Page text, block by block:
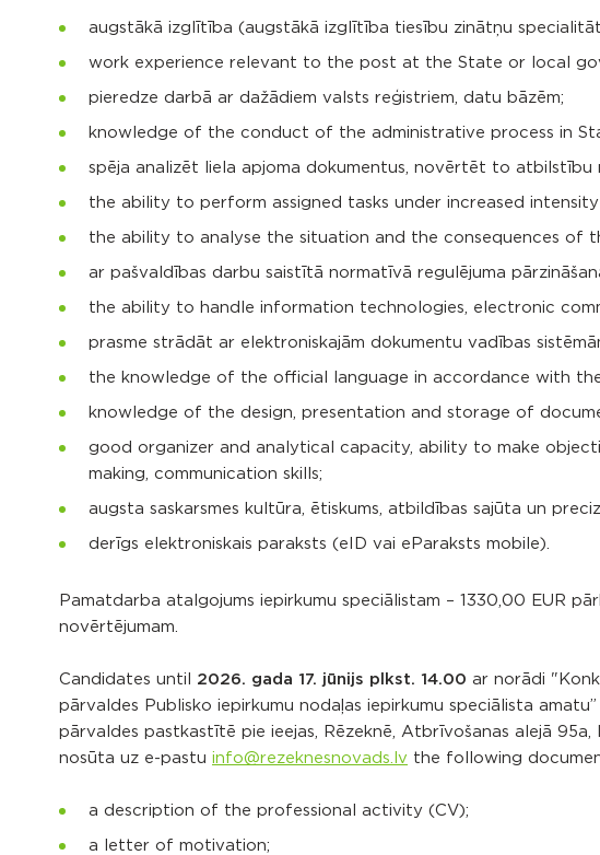
augstākā izglītība (augstākā izglītība tiesību zinātņu
work experience relevant to the post at the State or local
pieredze darbā ar dažādiem valsts reģistriem, datu bāzēm;
knowledge of the conduct of the administrative process in
spēja analizēt liela apjoma dokumentus, novērtēt to atbilstību
the ability to perform assigned tasks under increased
the ability to analyse the situation and the consequences of
ar pašvaldības darbu saistītā normatīvā regulējuma
the ability to handle information technologies, electronic
prasme strādāt ar elektroniskajām dokumentu vadības
the knowledge of the official language in accordance with
knowledge of the design, presentation and storage of
good organizer and analytical capacity, ability to make
making, communication skills;
augsta saskarsmes kultūra, ētiskums, atbildības sajūta un
derīgs elektroniskais paraksts (eID vai eParaksts mobile).
Pamatdarba atalgojums iepirkumu speciālistam – 1330,00 EUR
novērtējumam.
Candidates until 2026. gada 17. jūnijs plkst. 14.00 ar norādi
pārvaldes Publisko iepirkumu nodaļas iepirkumu speciālista
pārvaldes pastkastītē pie ieejas, Rēzeknē, Atbrīvošanas alejā
nosūta uz e-pastu info@rezeknesnovads.lv the following
a description of the professional activity (CV);
a letter of motivation;